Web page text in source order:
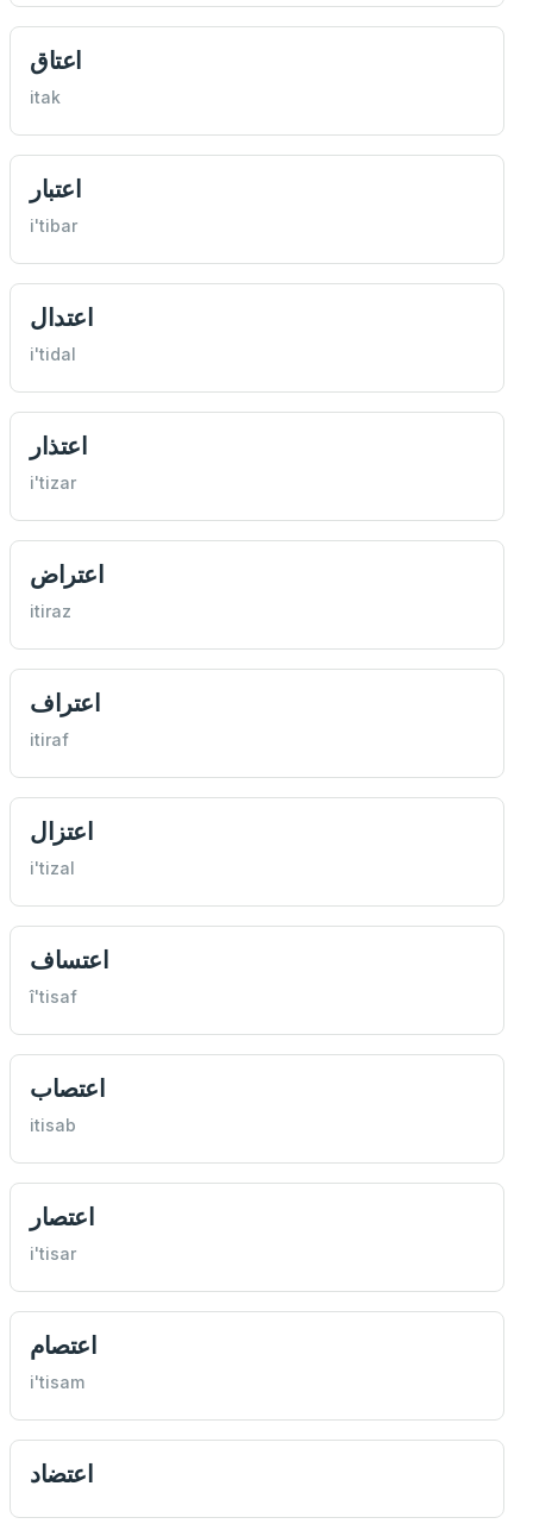
اعتاق
itak
اعتبار
i'tibar
اعتدال
i'tidal
اعتذار
i'tizar
اعتراض
itiraz
اعتراف
itiraf
اعتزال
i'tizal
اعتساف
î'tisaf
اعتصاب
itisab
اعتصار
i'tisar
اعتصام
i'tisam
اعتضاد